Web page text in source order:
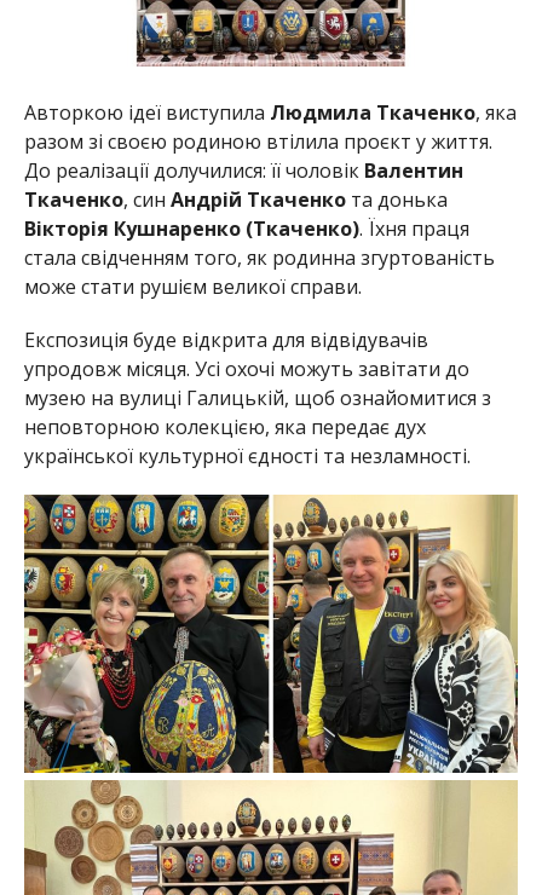
Авторкою ідеї виступила Людмила Ткаченко, яка
разом зі своєю родиною втілила проєкт у життя.
До реалізації долучилися: її чоловік Валентин
Ткаченко, син Андрій Ткаченкота донька
Вікторія Кушнаренко (Ткаченко). Їхня праця
стала свідченням того, як родинна згуртованість
може стати рушієм великої справи.
Експозиція буде відкрита для відвідувачів
упродовж місяця. Усі охочі можуть завітати до
музею на вулиці Галицькій, щоб ознайомитися з
неповторною колекцією, яка передає дух
української культурної єдності та незламності.